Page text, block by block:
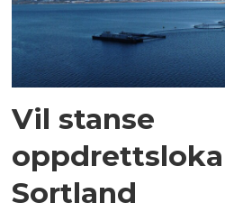
Vil stanse
Sortland